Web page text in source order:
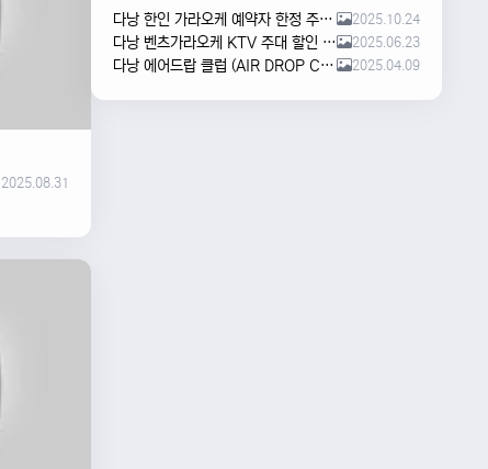
2025.08.31
다낭 한인 가라오케 예약자 한정 주류 이벤트 안내 2025.10.24
다낭 벤츠가라오케 KTV 주대 할인 해피아워 이벤트 2025.06.23
다낭 에어드랍 클럽 (AIR DROP CLUB) 오픈 이벤트!! 2025.04.09